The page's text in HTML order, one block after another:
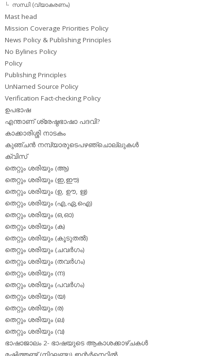
സന്ധി (വ്യാകരണം)
Mast head
Mission Coverage Priorities Policy
News Policy & Publishing Principles
No Bylines Policy
Policy
Publishing Principles
UnNamed Source Policy
Verification Fact-checking Policy
ഉപഭാഷ
എന്താണ് ശ്രേഷ്ഠഭാഷാ പദവി?
കാക്കാരിശ്ശി നാടകം
കുഞ്ചന്‍ നമ്പ്യാരുടെപഴഞ്ചൊല്ലുകള്‍
ക്വിസ്
തെറ്റും ശരിയും (ആ)
തെറ്റും ശരിയും (ഇ,ഈ)
തെറ്റും ശരിയും (ഉ, ഊ, ഋ)
തെറ്റും ശരിയും (എ,ഏ,ഐ)
തെറ്റും ശരിയും (ഒ,ഓ)
തെറ്റും ശരിയും (ക)
തെറ്റും ശരിയും (കൂടുതല്‍)
തെറ്റും ശരിയും (ചവര്‍ഗം)
തെറ്റും ശരിയും (തവര്‍ഗം)
തെറ്റും ശരിയും (ന)
തെറ്റും ശരിയും (പവര്‍ഗം)
തെറ്റും ശരിയും (യ)
തെറ്റും ശരിയും (ര)
തെറ്റും ശരിയും (ല)
തെറ്റും ശരിയും (വ)
ഭാഷാജാലം 2- ഭാഷയുടെ ആകാശക്കാഴ്ചകള്‍